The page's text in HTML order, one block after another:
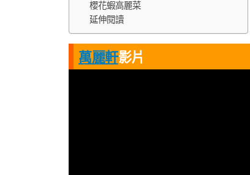
櫻花蝦高麗菜
延伸閱讀
萬麗軒影片